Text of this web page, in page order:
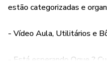
estão categorizadas e
- Vídeo Aula, Utilitários e
- Está esperando Oque ?